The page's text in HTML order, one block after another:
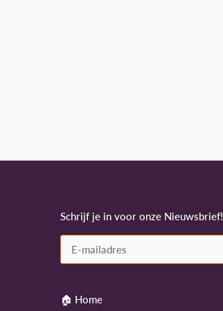
Schrijf je in voor onze Nieuwsbrief!
🏠 Home